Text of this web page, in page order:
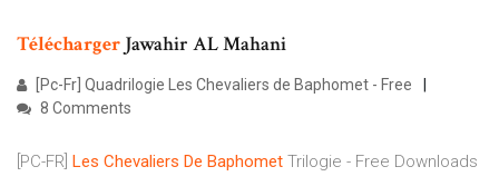
Télécharger Jawahir AL Mahani
[Pc-Fr] Quadrilogie Les Chevaliers de Baphomet - Free
8 Comments
[PC-FR] Les Chevaliers De Baphomet Trilogie - Free Downloads